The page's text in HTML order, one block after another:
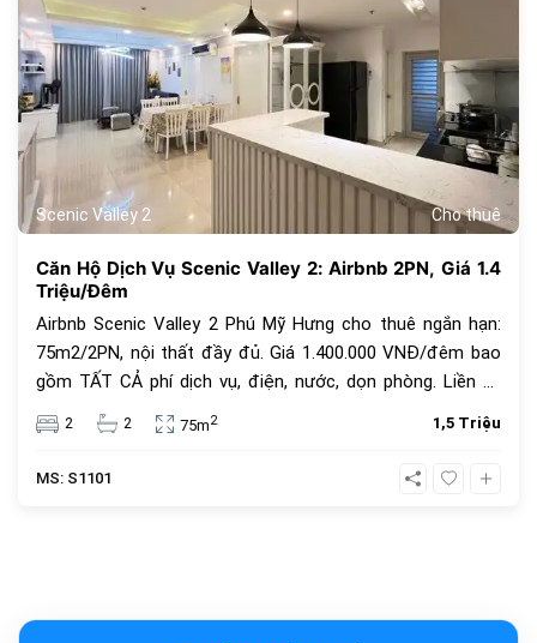
Scenic Valley 2 Cho thuê
Căn Hộ Dịch Vụ Scenic Valley 2: Airbnb 2PN, Giá 1.4
Triệu/Đêm
Airbnb Scenic Valley 2 Phú Mỹ Hưng cho thuê ngắn hạn:
75m2/2PN, nội thất đầy đủ. Giá 1.400.000 VNĐ/đêm bao
gồm TẤT CẢ phí dịch vụ, điện, nước, dọn phòng. Liền kề
Crescent Mall, Bệnh viện FV tại Quận 7.
2 2 75m2 1,5 Triệu
MS: S1101